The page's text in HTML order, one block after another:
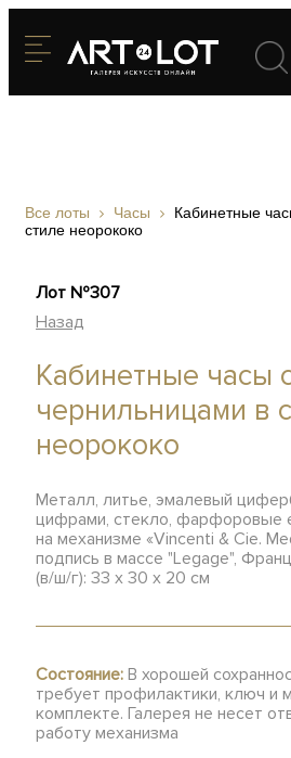
Все лоты Часы
Кабинетные
стиле неорококо
Лот №307
Назад
Кабинетные часы
чернильницами в
неорококо
Металл, литье, эмалевый
цифрами, стекло, фарфоровые
на механизме «Vincenti & Cie.
подпись в массе "Legage",
(в/ш/г): 33 х 30 х 20 см
Состояние: В хорошей
требует профилактики, ключ и
комплекте. Галерея не несет
работу механизма